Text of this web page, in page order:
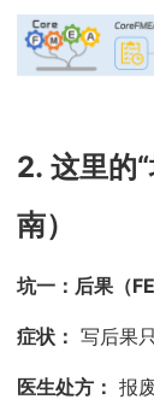
2. 这里的
南）
坑一：后果（
症状： 写后果
医生处方： 报